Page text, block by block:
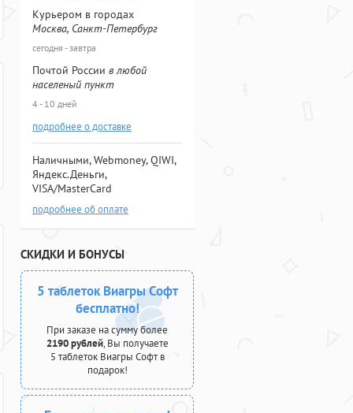
Курьером в городах
Москва, Санкт-Петербург
сегодня - завтра
Почтой России в любой
населеный пункт
4 - 10 дней
подробнее о доставке
Наличными, Webmoney, QIWI,
Яндекс.Деньги,
VISA/MasterCard
подробнее об оплате
СКИДКИ И БОНУСЫ
5 таблеток Виагры Софт
бесплатно!
При заказе на сумму более
2190 рублей, Вы получаете
5 таблеток Виагры Софт в
подарок!